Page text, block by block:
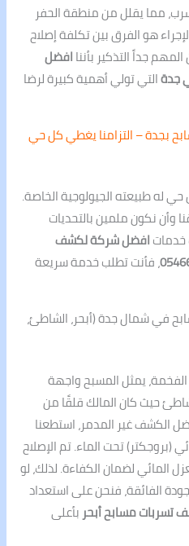
مما يقلل من منطقة الحفر
هو الفرق بين تكلفة إصلاح
جداً التذكير بأنناافضل
جدةالتي تولي أهمية كبيرة لرضا
بجدة – التزامنا يغطي كل حي
له طبيعته الجيولوجية الخاصة.
وأن نكون ملمين بالتحديات
خدماتافضل شركة لكشف
، فأنت تطلب خدمة سريعة
في شمال جدة (أبحر، الشاطئ،
يمثل المسبح واجهة
حيث كان المالك قلقًا من
الكشف غير المدمر، استطعنا
تحت الماء. تم الإصلاح
المائي لضمان الكفاءة. لذلك، لو
الفائقة، فنحن على استعداد
تسربات مسابح أبحر بأعلى